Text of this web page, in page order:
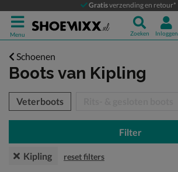
Gratisverzending en retour*
Menu Zoeken Inloggen
Schoenen
Boots van Kipling
over
Veterboots
Filter
Kipling reset filters